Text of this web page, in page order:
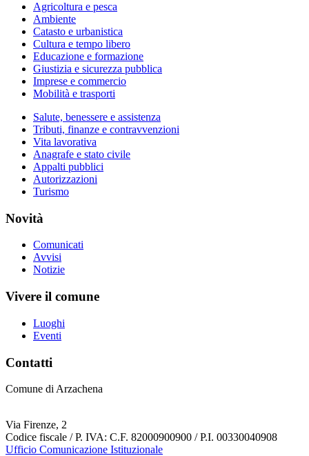
Agricoltura e pesca
Ambiente
Catasto e urbanistica
Cultura e tempo libero
Educazione e formazione
Giustizia e sicurezza pubblica
Imprese e commercio
Mobilità e trasporti
Salute, benessere e assistenza
Tributi, finanze e contravvenzioni
Vita lavorativa
Anagrafe e stato civile
Appalti pubblici
Autorizzazioni
Turismo
Novità
Comunicati
Avvisi
Notizie
Vivere il comune
Luoghi
Eventi
Contatti
Comune di Arzachena
Via Firenze, 2
Codice fiscale / P. IVA: C.F. 82000900900 / P.I. 00330040908
Ufficio Comunicazione Istituzionale